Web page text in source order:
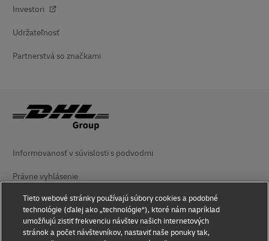
Investori
Udržateľnosť
Partnerstvá so značkami
Informovanosť v súvislosti s podvodmi
Právne vyhlásenie
Podmienky používania
Vyhlásenie o ochrane súkromia
Tieto webové stránky používajú súbory cookies a podobné
technológie (ďalej ako „technológie“), ktoré nám napríklad
umožňujú zistiť frekvenciu návštev našich internetových
stránok a počet návštevníkov, nastaviť naše ponuky tak,